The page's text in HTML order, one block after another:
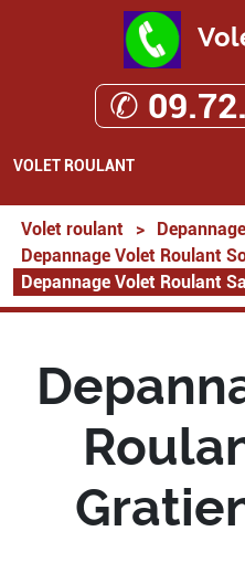
✆
VOLET ROULANT
Volet roulant >
Depannage Volet Roulant
Depannage Volet Roulant